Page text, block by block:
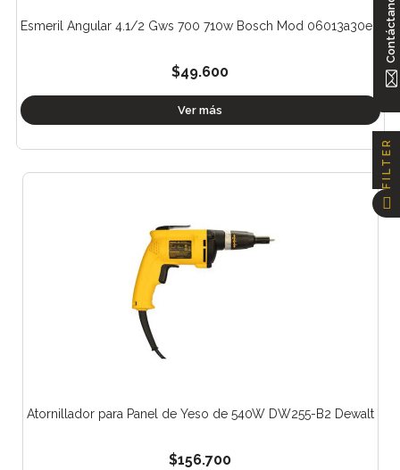
Esmeril Angular 4.1/2 Gws 700 710w Bosch Mod 06013a30e0
$49.600
Ver más
Atornillador para Panel de Yeso de 540W DW255-B2 Dewalt
$156.700
Contáctanos
FILTER